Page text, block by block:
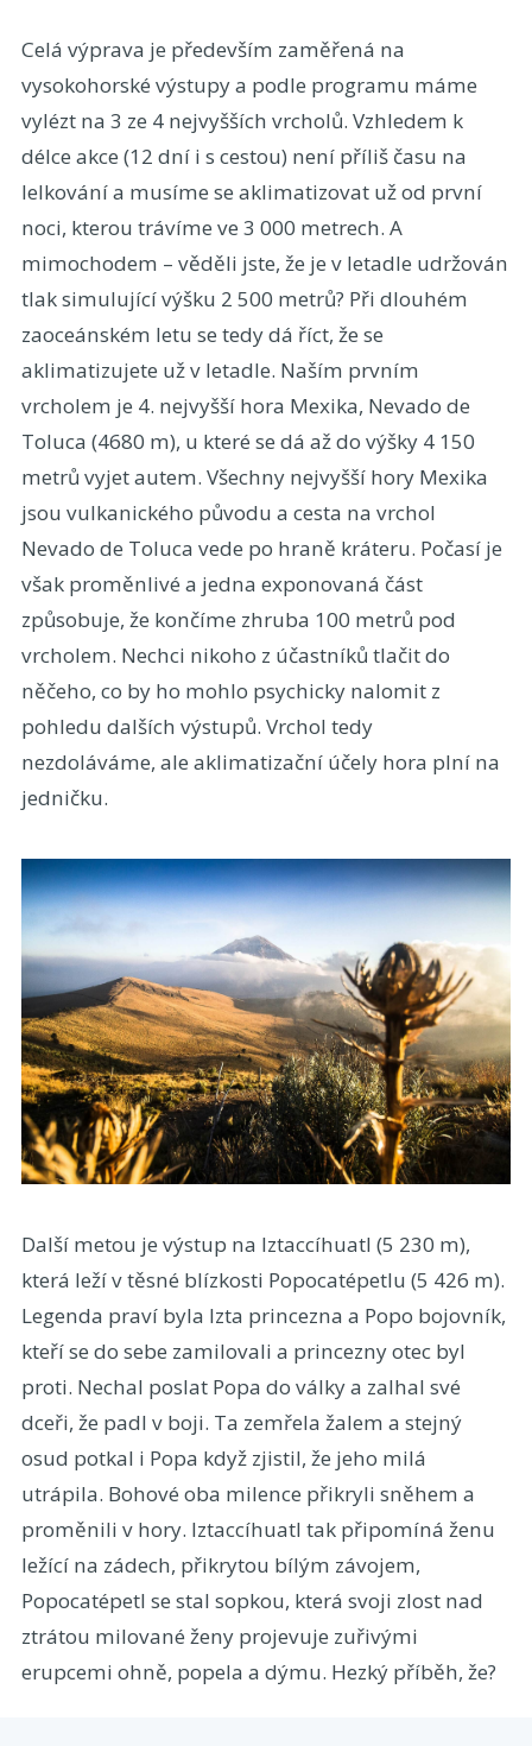
Celá výprava je především zaměřená na
vysokohorské výstupy a podle programu máme
vylézt na 3 ze 4 nejvyšších vrcholů. Vzhledem k
délce akce (12 dní i s cestou) není příliš času na
lelkování a musíme se aklimatizovat už od první
noci, kterou trávíme ve 3 000 metrech. A
mimochodem – věděli jste, že je v letadle udržován
tlak simulující výšku 2 500 metrů? Při dlouhém
zaoceánském letu se tedy dá říct, že se
aklimatizujete už v letadle. Naším prvním
vrcholem je 4. nejvyšší hora Mexika, Nevado de
Toluca (4680 m), u které se dá až do výšky 4 150
metrů vyjet autem. Všechny nejvyšší hory Mexika
jsou vulkanického původu a cesta na vrchol
Nevado de Toluca vede po hraně kráteru. Počasí je
však proměnlivé a jedna exponovaná část
způsobuje, že končíme zhruba 100 metrů pod
vrcholem. Nechci nikoho z účastníků tlačit do
něčeho, co by ho mohlo psychicky nalomit z
pohledu dalších výstupů. Vrchol tedy
nezdoláváme, ale aklimatizační účely hora plní na
jedničku.
Další metou je výstup na Iztaccíhuatl (5 230 m),
která leží v těsné blízkosti Popocatépetlu (5 426 m).
Legenda praví byla Izta princezna a Popo bojovník,
kteří se do sebe zamilovali a princezny otec byl
proti. Nechal poslat Popa do války a zalhal své
dceři, že padl v boji. Ta zemřela žalem a stejný
osud potkal i Popa když zjistil, že jeho milá
utrápila. Bohové oba milence přikryli sněhem a
proměnili v hory. Iztaccíhuatl tak připomíná ženu
ležící na zádech, přikrytou bílým závojem,
Popocatépetl se stal sopkou, která svoji zlost nad
ztrátou milované ženy projevuje zuřivými
erupcemi ohně, popela a dýmu. Hezký příběh, že?